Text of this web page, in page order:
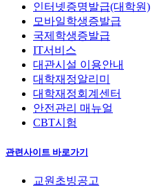
인터넷증명발급(대학원)
모바일학생증발급
국제학생증발급
IT서비스
대관시설 이용안내
대학재정알리미
대학재정회계센터
안전관리 매뉴얼
CBT시험
관련사이트 바로가기
교원초빙공고